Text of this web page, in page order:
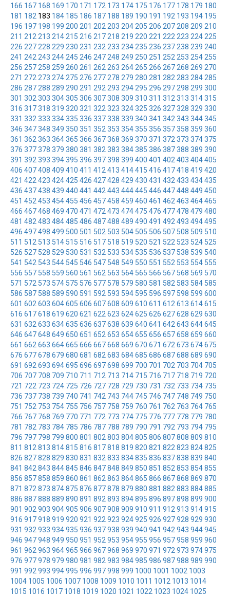
166 167 168 169 170 171 172 173 174 175 176 177 178 179 180
181 182 183 184 185 186 187 188 189 190 191 192 193 194 195
196 197 198 199 200 201 202 203 204 205 206 207 208 209 210
211 212 213 214 215 216 217 218 219 220 221 222 223 224 225
226 227 228 229 230 231 232 233 234 235 236 237 238 239 240
241 242 243 244 245 246 247 248 249 250 251 252 253 254 255
256 257 258 259 260 261 262 263 264 265 266 267 268 269 270
271 272 273 274 275 276 277 278 279 280 281 282 283 284 285
286 287 288 289 290 291 292 293 294 295 296 297 298 299 300
301 302 303 304305 306 307308 309 310 311 312 313 314315
316 317318 319 320 321 322 323 324325 326 327328 329 330
331 332 333 334335 336 337338 339 340 341 342 343 344345
346 347348 349 350 351 352 353 354355 356 357358 359 360
361 362 363 364365 366 367368 369 370 371 372 373 374375
376 377378 379 380 381 382 383 384385 386 387388 389 390
391 392 393 394395 396 397398 399 400 401 402 403 404405
406 407408 409 410 411 412 413 414415 416 417418 419 420
421 422 423 424425 426 427428 429 430 431 432 433 434435
436 437438 439 440 441 442 443 444445 446 447448 449 450
451 452 453 454455 456 457458 459 460 461 462 463 464465
466 467468 469 470 471 472 473 474475 476 477478 479 480
481 482 483 484485 486 487488 489 490 491 492 493 494495
496 497498 499 500 501 502 503 504 505 506 507 508 509 510
511 512 513 514 515 516 517 518 519 520 521 522 523 524 525
526 527 528 529 530 531 532 533 534 535 536 537 538 539 540
541 542 543 544 545 546 547 548 549 550 551 552 553 554 555
556 557 558 559 560 561 562 563 564 565 566 567 568 569 570
571 572 573 574 575 576 577 578 579 580 581 582 583 584 585
586 587 588 589 590 591 592 593 594 595 596 597 598 599 600
601 602 603 604605 606 607608 609 610 611 612 613 614615
616 617618 619 620 621 622 623 624625 626 627628 629 630
631 632 633 634635 636 637638 639 640 641 642 643 644645
646 647648 649 650 651 652 653 654655 656 657658 659 660
661 662 663 664665 666 667668 669 670 671 672 673 674675
676 677678 679 680 681 682 683 684685 686 687688 689 690
691 692 693 694695 696 697698 699 700 701 702 703 704 705
706 707 708 709 710 711 712 713 714 715 716 717 718 719 720
721 722 723 724 725 726 727 728 729 730 731 732 733 734 735
736 737 738 739 740 741 742 743 744 745 746 747 748 749 750
751 752 753 754 755 756 757 758 759 760 761 762 763 764 765
766 767 768 769 770 771 772 773 774 775 776 777 778 779 780
781 782 783 784 785 786 787 788 789 790 791 792 793 794 795
796 797 798 799 800 801 802 803 804805 806 807808 809 810
811 812 813 814815 816 817818 819 820 821 822 823 824825
826 827828 829 830 831 832 833 834835 836 837838 839 840
841 842 843 844845 846 847848 849 850 851 852 853 854855
856 857858 859 860 861 862 863 864865 866 867868 869 870
871 872 873 874875 876 877878 879 880 881 882 883 884885
886 887888 889 890 891 892 893 894895 896 897898 899 900
901 902 903 904905 906 907908 909 910 911 912 913 914915
916 917918 919 920 921 922 923 924925 926 927928 929 930
931 932 933 934935 936 937938 939 940 941 942 943 944945
946 947948 949 950 951 952 953 954955 956 957958 959 960
961 962 963 964965 966 967968 969 970 971 972 973 974975
976 977978 979 980 981 982 983 984985 986 987988 989 990
991 992 993 994995 996 997998 999 1000 1001 1002 1003
1004 1005 1006 1007 1008 1009 1010 1011 1012 1013 1014
1015 1016 1017 1018 1019 1020 1021 1022 1023 1024 1025